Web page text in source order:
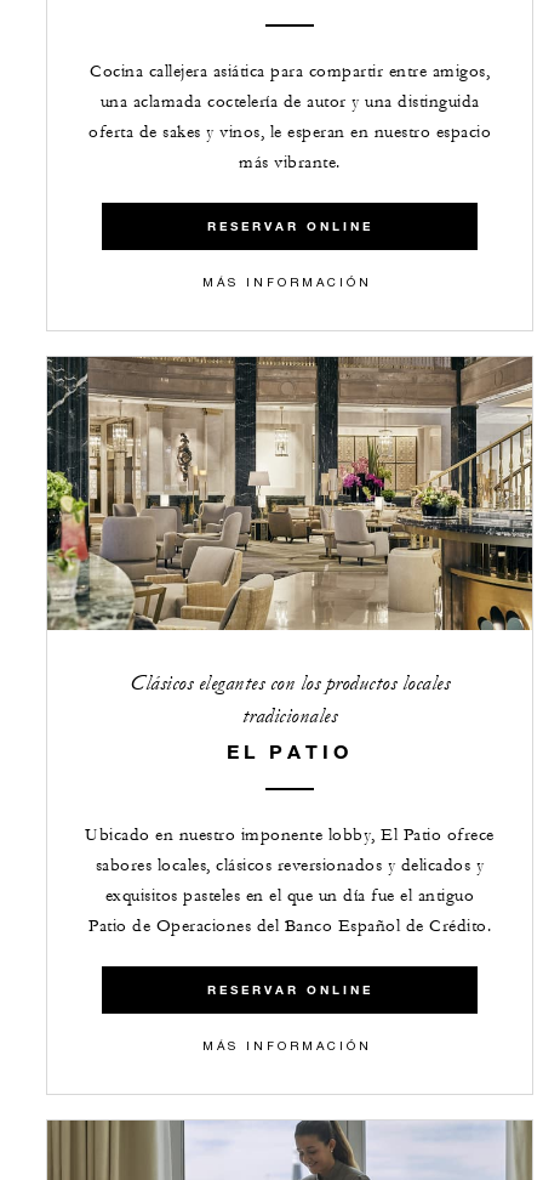
Cocina callejera asiática para compartir entre amigos,
una aclamada coctelería de autor y una distinguida
oferta de sakes y vinos, le esperan en nuestro espacio
más vibrante.
RESERVAR ONLINE
​​MÁS INFORMACIÓN
Clásicos elegantes con los productos locales
tradicionales
EL PATIO
Ubicado en nuestro imponente lobby, El Patio ofrece
sabores locales, clásicos reversionados y delicados y
exquisitos pasteles en el que un día fue el antiguo
Patio de Operaciones del Banco Español de Crédito.
RESERVAR ONLINE
​​MÁS INFORMACIÓN